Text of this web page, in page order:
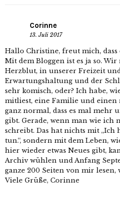
Corinne
13. Juli 2017
Hallo Christine, freut mich,
Mit dem Bloggen ist es ja so.
Herzblut, in unserer Freizeit
Erwartungshaltung und der
sehr komisch, oder? Ich habe,
mitliest, eine Familie und einen
ganz normal, dass es mal mehr
gibt. Gerade, wenn man wie ich
schreibt. Das hat nichts mit
tun.“, sondern mit dem Leben,
hier wieder etwas Neues gibt,
Archiv wühlen und Anfang
ganze 200 Seiten von mir lesen,
Viele Grüße, Corinne